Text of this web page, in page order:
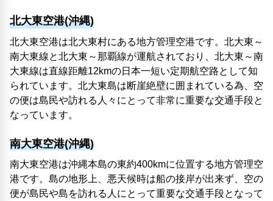
北大東空港(沖縄)
北大東空港は北大東村にある地方管理空港です。北大東～
南大東線と北大東～那覇線が運航されており、北大東～南
大東線は直線距離12kmの日本一短い定期航空路として知
られています。北大東島は断崖絶壁に囲まれている為、空
の便は島民や訪れる人々にとって非常に重要な交通手段と
なっています。
南大東空港(沖縄)
南大東空港は沖縄本島の東約400kmに位置する地方管理空
港です。島の地形上、悪天候時は船の接岸が出来ず、空の
便が島民や島を訪れる人にとって重要な交通手段となって